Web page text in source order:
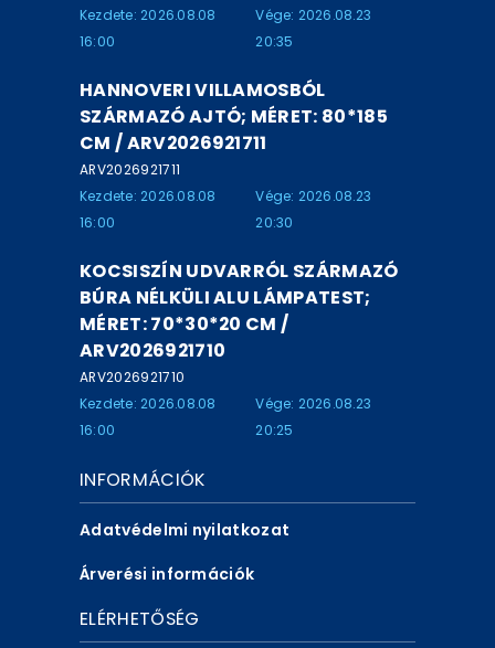
Kezdete: 2026.08.08
16:00
Vége: 2026.08.23
20:35
HANNOVERI VILLAMOSBÓL
SZÁRMAZÓ AJTÓ; MÉRET: 80*185
CM / ARV2026921711
ARV2026921711
Kezdete: 2026.08.08
16:00
Vége: 2026.08.23
20:30
KOCSISZÍN UDVARRÓL SZÁRMAZÓ
BÚRA NÉLKÜLI ALU LÁMPATEST;
MÉRET: 70*30*20 CM /
ARV2026921710
ARV2026921710
Kezdete: 2026.08.08
16:00
Vége: 2026.08.23
20:25
INFORMÁCIÓK
Adatvédelmi nyilatkozat
Árverési információk
ELÉRHETŐSÉG